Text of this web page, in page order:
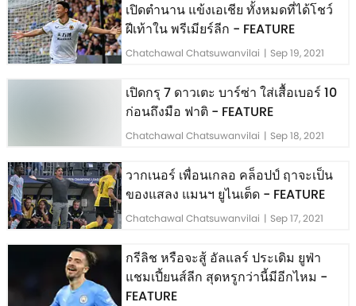
เปิดตำนาน แข้งเอเชีย ทั้งหมดที่ได้โชว์
ฝีเท้าใน พรีเมียร์ลีก - FEATURE
Chatchawal Chatsuwanvilai | Sep 19, 2021
เปิดกรุ 7 ดาวเตะ บาร์ซ่า ใส่เสื้อเบอร์ 10
ก่อนถึงมือ ฟาติ - FEATURE
Chatchawal Chatsuwanvilai | Sep 18, 2021
วากเนอร์ เพื่อนเกลอ คล็อปป์ ฤาจะเป็น
ของแสลง แมนฯ ยูไนเต็ด - FEATURE
Chatchawal Chatsuwanvilai | Sep 17, 2021
กรีลิช หรือจะสู้ อัลแลร์ ประเดิม ยูฟ่า
แชมเปี้ยนส์ลีก สุดหรูกว่านี้มีอีกไหม -
FEATURE